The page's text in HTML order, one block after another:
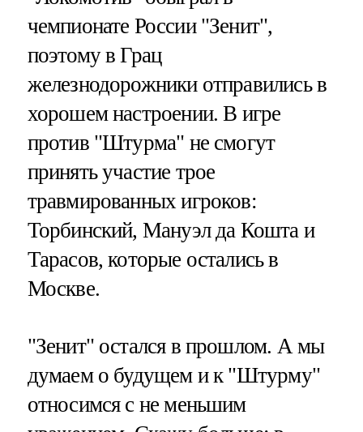
чемпионате России "Зенит",
поэтому в Грац
железнодорожники отправились в
хорошем настроении. В игре
против "Штурма" не смогут
принять участие трое
травмированных игроков:
Торбинский, Мануэл да Кошта и
Тарасов, которые остались в
Москве.
"Зенит" остался в прошлом. А мы
думаем о будущем и к "Штурму"
относимся с не меньшим